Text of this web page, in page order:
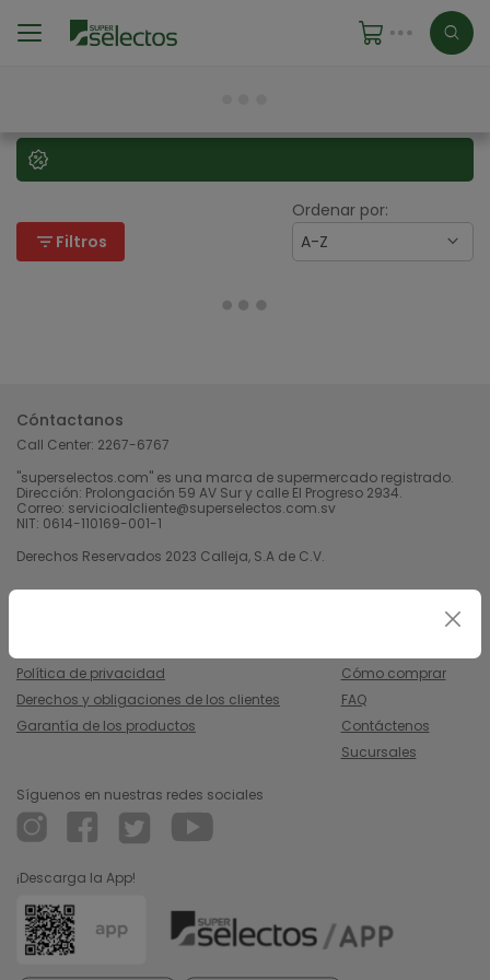
filter_list Filtros
Ordenar por:
A-Z
Cóntactanos
Call Center: 2267-6767
"superselectos.com" es una marca de supermercado registrado.
Dirección: Prolongación 59 AV Sur y calle El Progreso 2934.
Correo: servicioalcliente@superselectos.com.sv
NIT: 0614-110169-001-1
Derechos Reservados 2023 Calleja, S.A de C.V.
Política de privacidad
Derechos y obligaciones de los clientes
Garantía de los productos
Cómo comprar
FAQ
Contáctenos
Sucursales
Síguenos en nuestras redes sociales
¡Descarga la App!